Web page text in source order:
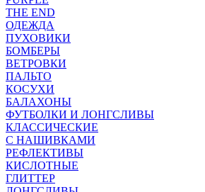
THE END
ОДЕЖДА
ПУХОВИКИ
БОМБЕРЫ
ВЕТРОВКИ
ПАЛЬТО
КОСУХИ
БАЛАХОНЫ
ФУТБОЛКИ И ЛОНГСЛИВЫ
КЛАССИЧЕСКИЕ
С НАШИВКАМИ
РЕФЛЕКТИВЫ
КИСЛОТНЫЕ
ГЛИТТЕР